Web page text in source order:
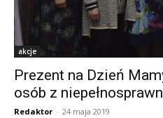
akcje
Prezent na Dzień
osób z
Redaktor - 24 maja 2019